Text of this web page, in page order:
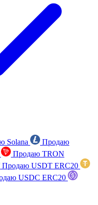
Solana
Продаю
Продаю TRON
Продаю USDT ERC20
USDC ERC20